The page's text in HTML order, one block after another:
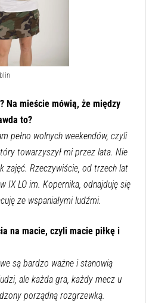
Na mieście mówią, że między
to?
pełno wolnych weekendów, czyli
towarzyszył mi przez lata. Nie
zajęć. Rzeczywiście, od trzech lat
IX LO im. Kopernika, odnajduję się
ze wspaniałymi ludźmi.
na macie, czyli macie piłkę i
są bardzo ważne i stanowią
ale każda gra, każdy mecz u
porządną rozgrzewką.